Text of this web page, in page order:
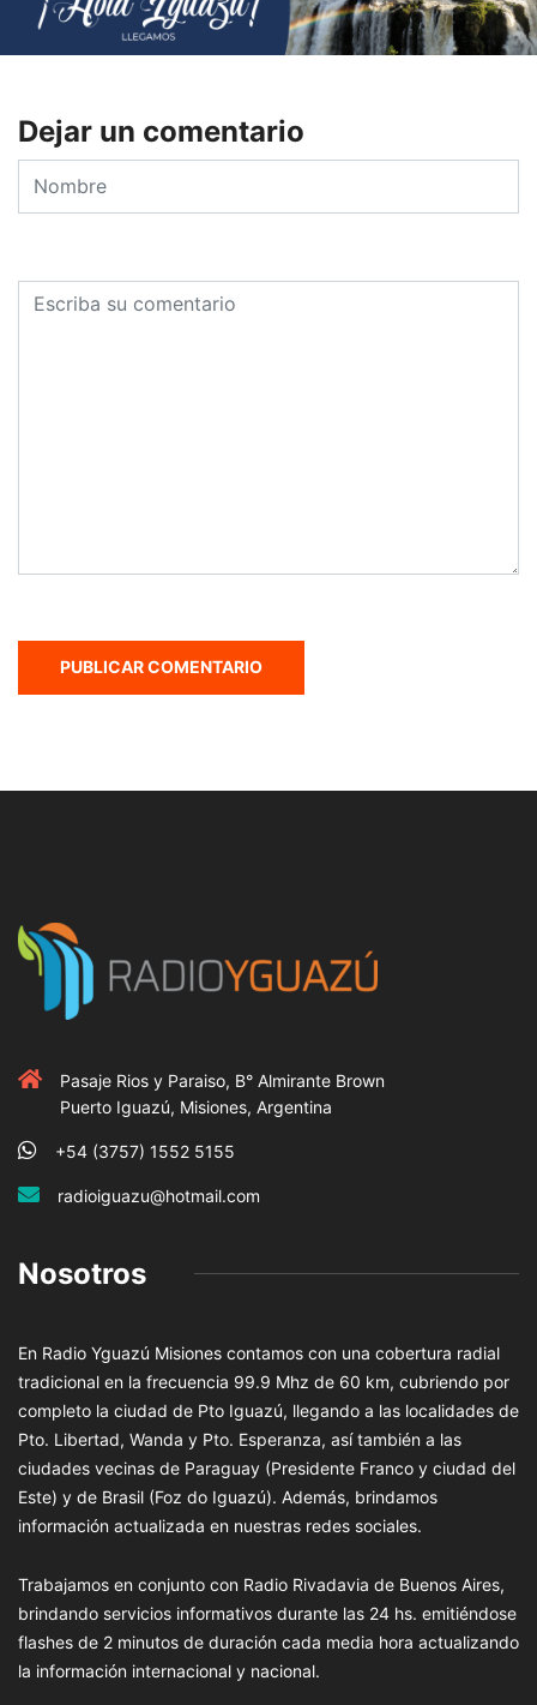
Dejar un comentario
Pasaje Rios y Paraiso, B° Almirante Brown
Puerto Iguazú, Misiones, Argentina
+54 (3757) 1552 5155
radioiguazu@hotmail.com
Nosotros
En Radio Yguazú Misiones contamos con una cobertura radial
tradicional en la frecuencia 99.9 Mhz de 60 km, cubriendo por
completo la ciudad de Pto Iguazú, llegando a las localidades de
Pto. Libertad, Wanda y Pto. Esperanza, así también a las
ciudades vecinas de Paraguay (Presidente Franco y ciudad del
Este) y de Brasil (Foz do Iguazú). Además, brindamos
información actualizada en nuestras redes sociales.
Trabajamos en conjunto con Radio Rivadavia de Buenos Aires,
brindando servicios informativos durante las 24 hs. emitiéndose
flashes de 2 minutos de duración cada media hora actualizando
la información internacional y nacional.